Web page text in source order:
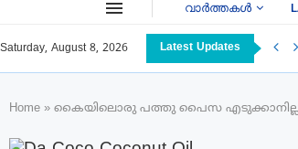
വാർത്തകൾ
Saturday, August 8, 2026 Latest Updates
Home » കൈയിലൊരു പത്തു പൈസ